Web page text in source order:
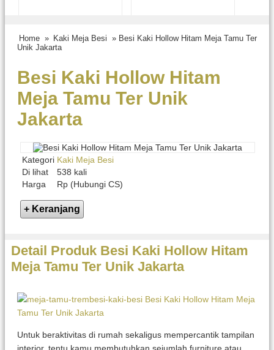
Home » Kaki Meja Besi » Besi Kaki Hollow Hitam Meja Tamu Ter
Unik Jakarta
Besi Kaki Hollow Hitam
Meja Tamu Ter Unik
Jakarta
Kategori Kaki Meja Besi
Di lihat
538 kali
Harga
Rp (Hubungi CS)
Detail Produk Besi Kaki Hollow Hitam
Meja Tamu Ter Unik Jakarta
Untuk beraktivitas di rumah sekaligus mempercantik tampilan